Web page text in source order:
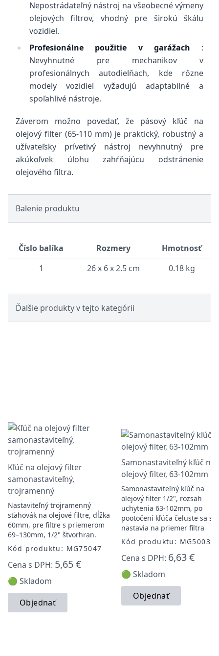
Nepostrádateľný nástroj na všeobecné výmeny
olejových filtrov, vhodný pre širokú škálu
vozidiel.
Profesionálne použitie v garážach :
Nevyhnutné pre mechanikov v
profesionálnych autodielňach, kde rôzne
modely vozidiel vyžadujú adaptabilné a
spoľahlivé nástroje.
Záverom možno povedať, že pásový kľúč na
olejový filter (65-110 mm) je praktický, robustný a
užívateľsky prívetivý nástroj nevyhnutný pre
akúkoľvek úlohu zahŕňajúcu odstránenie
olejového filtra.
Balenie produktu
Číslo balíka Rozmery
Hmotnosť
1
26 x 6 x 2.5 cm 0.18 kg
Ďalšie produkty v tejto kategórii
Kľúč na olejový filter
samonastaviteľný,
trojramenný
Nastaviteľný trojramenný
sťahovák na olejové filtre, dĺžka
60mm, pre filtre s priemerom
69–130mm, 1/2" štvorhran.
Kód produktu: MG75047
Cena s DPH: 5,65 €
🟢 Skladom
Objednať
Samonastaviteľný kľúč na
olejový filter, 63-102mm
Samonastaviteľný kľúč na
olejový filter 1/2", rozsah
uchytenia 63-102mm, po
pootočení kľúča čeluste sa
nastavia na priemer filtra
Kód produktu: MG50033
Cena s DPH: 6,63 €
🟢 Skladom
Objednať